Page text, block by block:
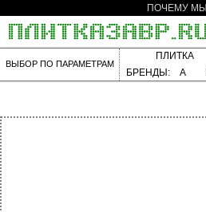
ПОЧЕМУ МЫ
ВЫБОР ПО ПАРАМЕТРАМ
ПЛИТКА
БРЕНДЫ:
A